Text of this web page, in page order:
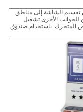
تقسيم الشاشة إلى مناطق
للجوانب الأخرى تشغيل
المتحرك. باستخدام صندوق